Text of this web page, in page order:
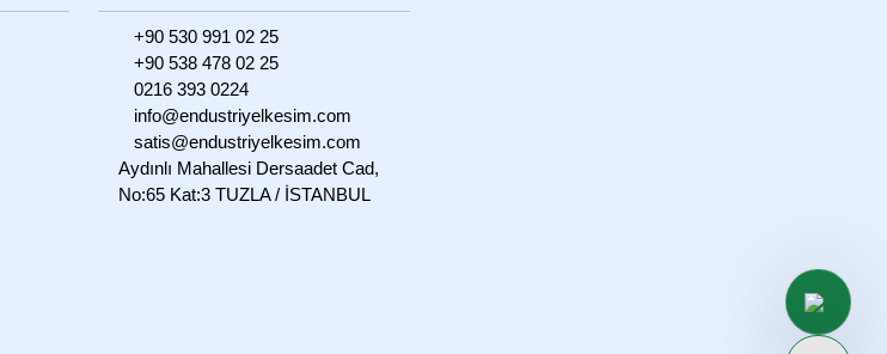
+90 530 991 02 25
+90 538 478 02 25
0216 393 0224
info@endustriyelkesim.com
satis@endustriyelkesim.com
Aydınlı Mahallesi Dersaadet Cad,
No:65 Kat:3 TUZLA / İSTANBUL